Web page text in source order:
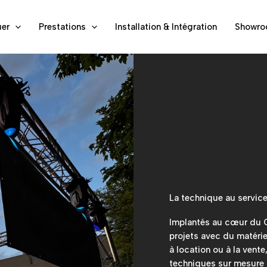
Prestations Installation & Intégration
La technique au
Implantés au cœur du
projets avec du
à location ou à la
techniques sur